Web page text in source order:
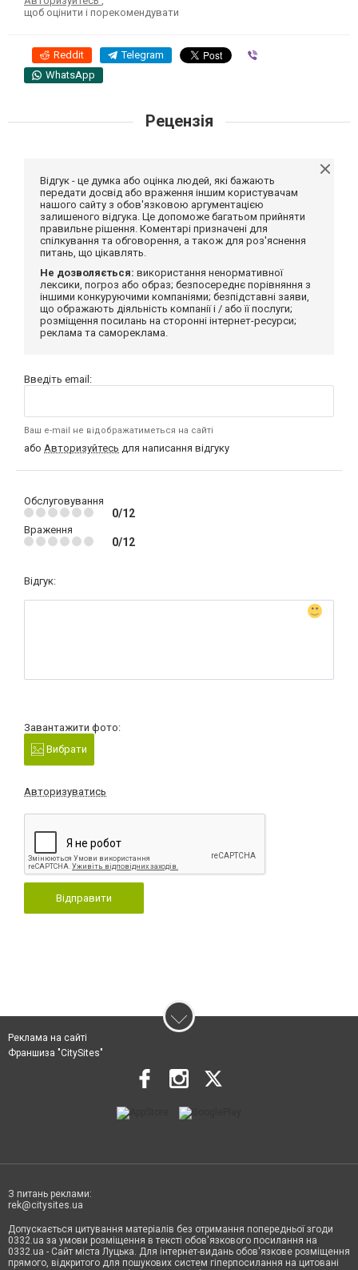
щоб оцінити і порекомендувати
Reddit Telegram
WhatsApp
Рецензія
Відгук - це думка або оцінка людей, які бажають
передати досвід або враження іншим користувачам
нашого сайту з обов'язковою аргументацією
залишеного відгука. Це допоможе багатьом прийняти
правильне рішення. Коментарі призначені для
спілкування та обговорення, а також для роз'яснення
питань, що цікавлять.
Не дозволяється: використання ненормативної
лексики, погроз або образ; безпосереднє порівняння з
іншими конкуруючими компаніями; безпідставні заяви,
що ображають діяльність компанії і / або її послуги;
розміщення посилань на сторонні інтернет-ресурси;
реклама та самореклама.
Введіть email:
Ваш e-mail не відображатиметься на сайті
або Авторизуйтесь для написання відгуку
Обслуговування
0/12
Враження
0/12
Відгук:
Завантажити фото:
Вибрати
Авторизуватись
Відправити
Реклама на сайті
Франшиза "CitySites"
З питань реклами:
rek@citysites.ua
Допускається цитування матеріалів без отримання попередньої згоди
0332.ua за умови розміщення в тексті обов'язкового посилання на
0332.ua - Сайт міста Луцька. Для інтернет-видань обов'язкове розміщення
прямого, відкритого для пошукових систем гіперпосилання на цитовані